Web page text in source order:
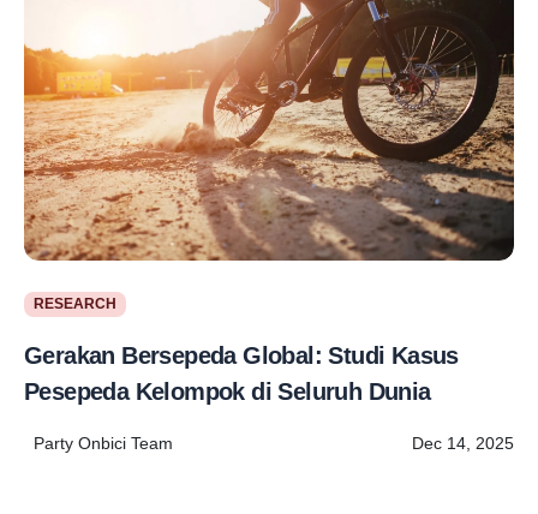
RESEARCH
Gerakan Bersepeda Global: Studi Kasus
Pesepeda Kelompok di Seluruh Dunia
Party Onbici Team Dec 14, 2025